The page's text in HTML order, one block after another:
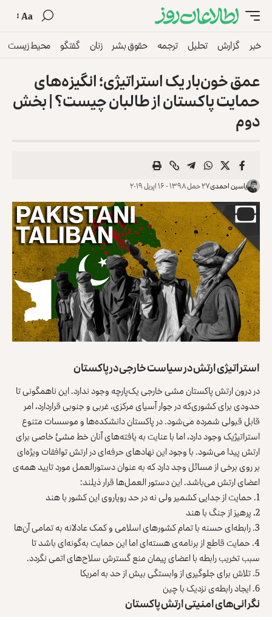
Aa
خبر گزارش تحلیل ترجمه حقوق بشر زنان گفتگو محیط زیست
عمق خون‌بار یک استراتیژی؛ انگیزه‌های
حمایت پاکستان از طالبان چیست؟ | بخش
دوم
یاسین احمدی۲۷ حمل ۱۳۹۸ - ۱۶ اپریل ۲۰۱۹
استراتیژی ارتش در سیاست خارجی در پاکستان
در درون ارتش پاکستان مشی خارجی یک‌‌پارچه وجود ندارد. این ناهمگونی تا
حدودی برای کشوری‌که در جوار آسیای مرکزی، غربی و جنوبی قراردارد، امر
قابل قبولی شمرده می‌شود. در پاکستان دانشکده‌ها و موسسات متنوع
استراتیژیک وجود دارد، اما با عنایت به یافته‌های آنان خط مشئ خاصی برای
ارتش پیدا می‌شود. با وجود این نهاد‌های حرفه‌ای در ارتش توافقات ویژه‌ای
بر روی برخی از مسائل وجد دارد که به عنوان دستور‌العمل مورد تایید همه‌ی
اعضای ارتش می‌باشد. این دستور العمل‌ها قرار ذیلند:
1. حمایت از جدایی کشمیر ولی نه در حد رویاروی این کشور با هند
2
.پرهیز از جنگ با هند
3. رابطه‌ای حسنه با تمام کشورهای اسلامی و کمک عادلانه به تمامی آن‌ها
4. حمایت قاطع از برنامه‌ی هسته‌ای اما این حمایت به‌گونه‌ای باشد تا
سبب تخریب رابطه با اعضای پیمان منع گسترش سلاح‌های اتمی نگردد.
5. تلاش برای جلوگیری از وابستگی بیش از حد به امریکا
6. ایجاد رابطه‌ی ‌‌نزدیک با چین
نگرانی‌های امنیتی ارتش پاکستان